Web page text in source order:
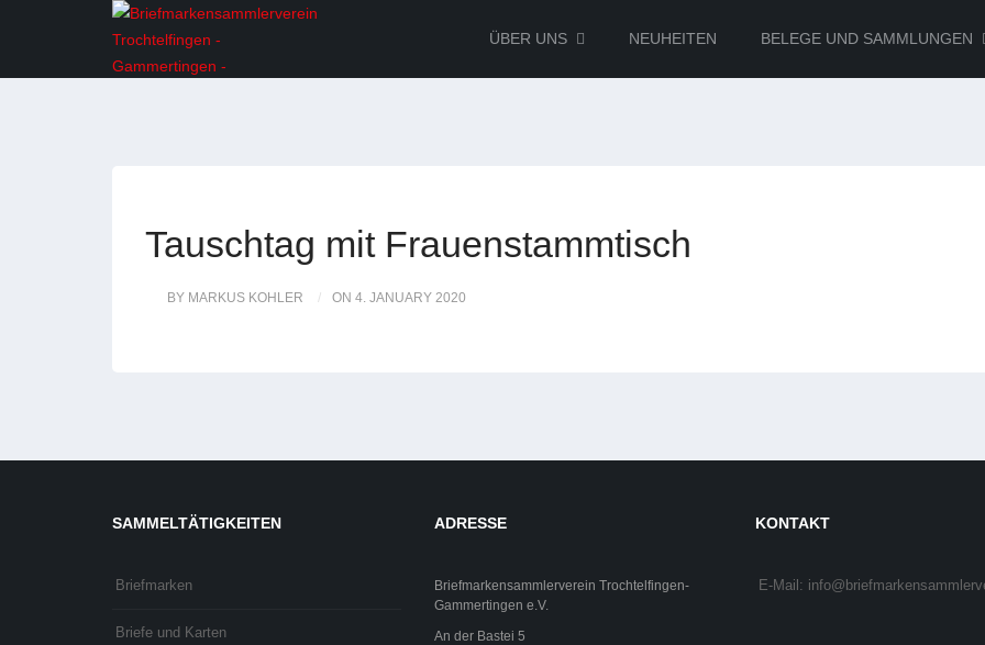
ÜBER UNS NEUHEITEN BELEGE UND SAMMLUNGEN
Tauschtag mit Frauenstammtisch
BY MARKUS KOHLER ON 4. JANUARY 2020
SAMMELTÄTIGKEITEN
Briefmarken
Briefe und Karten
ADRESSE
Briefmarkensammlerverein Trochtelfingen-
Gammertingen e.V.
An der Bastei 5
KONTAKT
E-Mail: